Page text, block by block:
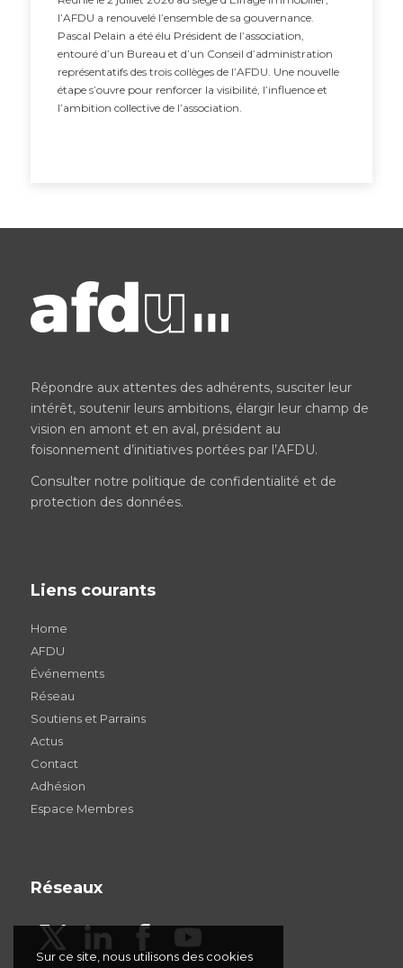
l’AFDU a renouvelé l’ensemble de sa gouvernance.
Pascal Pelain a été élu Président de l’association,
entouré d’un Bureau et d’un Conseil d’administration
représentatifs des trois collèges de l’AFDU. Une nouvelle
étape s’ouvre pour renforcer la visibilité, l’influence et
l’ambition collective de l’association.
Répondre aux attentes des adhérents, susciter leur
intérêt, soutenir leurs ambitions, élargir leur champ de
vision en amont et en aval, président au
foisonnement d’initiatives portées par l’AFDU.
Consulter notre politique de confidentialité et de
protection des données.
Liens courants
Home
AFDU
Événements
Réseau
Soutiens et Parrains
Actus
Contact
Adhésion
Espace Membres
Réseaux
Sur ce site, nous utilisons des cookies